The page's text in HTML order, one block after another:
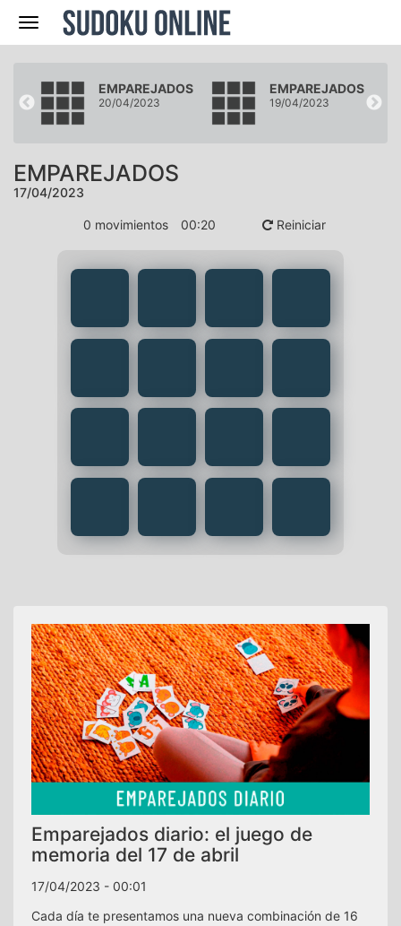
Navegación
EMPAREJADOS
20/04/2023
EMPAREJADOS
19/04/2023
EMPAREJADOS
17/04/2023
0 movimientos 00:20 Reiniciar
Emparejados diario: el juego de
memoria del 17 de abril
17/04/2023 - 00:01
Cada día te presentamos una nueva combinación de 16